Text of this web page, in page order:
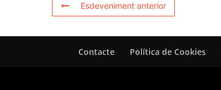
Esdeveniment anterior
Contacte Política de Cookies